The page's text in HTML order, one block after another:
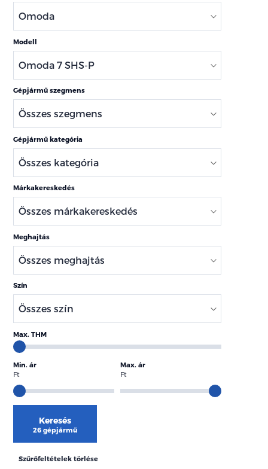
Modell
Gépjármű szegmens
Gépjármű kategória
Márkakereskedés
Meghajtás
Szín
Max. THM
Min. ár
Ft
Max. ár
Ft
Keresés
26 gépjármű
Szűrőfeltételek törlése